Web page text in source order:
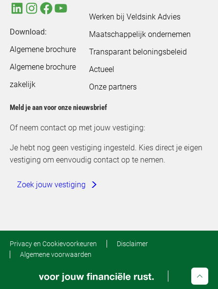
Download:
Algemene brochure
Algemene brochure
zakelijk
Werken bij Veldsink Advies
Maatschappelijk ondernemen
Transparant beloningsbeleid
Actueel
Onze partners
Meld je aan voor onze nieuwsbrief
Of neem contact op met jouw vestiging:
Je hebt nog geen vestiging ingesteld. Kies direct je eigen
vestiging om eenvoudig contact op te nemen.
Zoek jouw vestiging
Privacy en Cookievoorkeuren
Disclaimer
Algemene voorwaarden